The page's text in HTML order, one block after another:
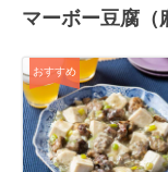
マーボー豆腐（
おすすめ